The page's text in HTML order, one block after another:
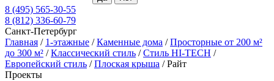
8 (495) 565-30-55
8 (812) 336-60-79
Санкт-Петербург
Главная / 1-этажные /Каменные дома /Просторные от 200 м²
до 300 м² /Классический стиль /Стиль HI-TECH /
Европейский стиль /Плоская крыша /Райт
Проекты